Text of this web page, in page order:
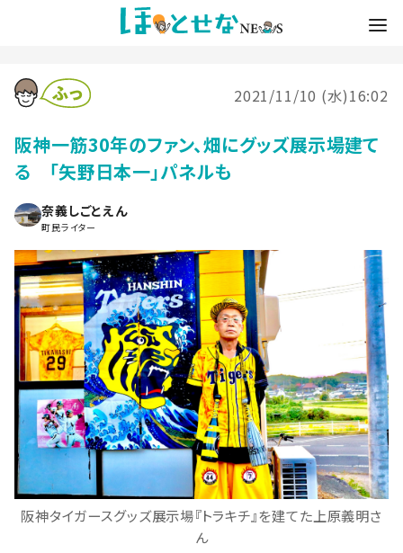
2021/11/10 (水)16:02
阪神一筋30年のファン、畑にグッズ展示場建て
る 「矢野日本一」パネルも
奈義しごとえん
町民ライター
阪神タイガースグッズ展示場『トラキチ』を建てた上原義明さ
ん